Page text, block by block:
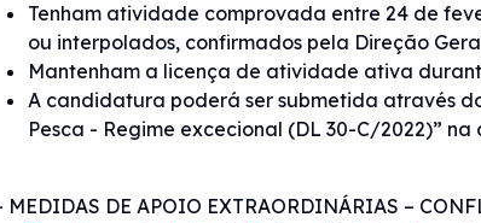
Tenham atividade comprovada entre 24 de
ou interpolados, confirmados pela Direção
Mantenham a licença de atividade ativa
A candidatura poderá ser submetida através
Pesca - Regime excecional (DL 30-C/2022)”
MEDIDAS DE APOIO EXTRAORDINÁRIAS –